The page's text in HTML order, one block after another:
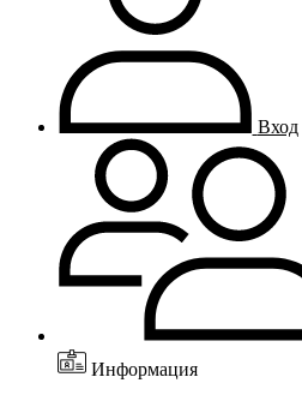
Вход
Информация